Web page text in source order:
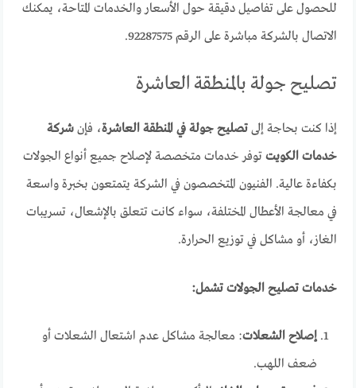
للحصول على تفاصيل دقيقة حول الأسعار والخدمات المتاحة، يمكنك
الاتصال بالشركة مباشرة على الرقم 92287575.
تصليح جولة بالمنطقة العاشرة
إذا كنت بحاجة إلىتصليح جولة في المنطقة العاشرة، فإنشركة
خدمات الكويت توفر خدمات متخصصة لإصلاح جميع أنواع الجولات
بكفاءة عالية. الفنيون المتخصصون في الشركة يتمتعون بخبرة واسعة
في معالجة الأعطال المختلفة، سواء كانت تتعلق بالإشعال، تسريبات
الغاز، أو مشاكل في توزيع الحرارة.
خدمات تصليح الجولات تشمل:
إصلاح الشعلات: معالجة مشاكل عدم اشتعال الشعلات أو
ضعف اللهب.